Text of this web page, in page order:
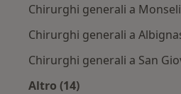
Chirurghi generali a
Chirurghi generali a
Chirurghi generali a San
Altro (14)